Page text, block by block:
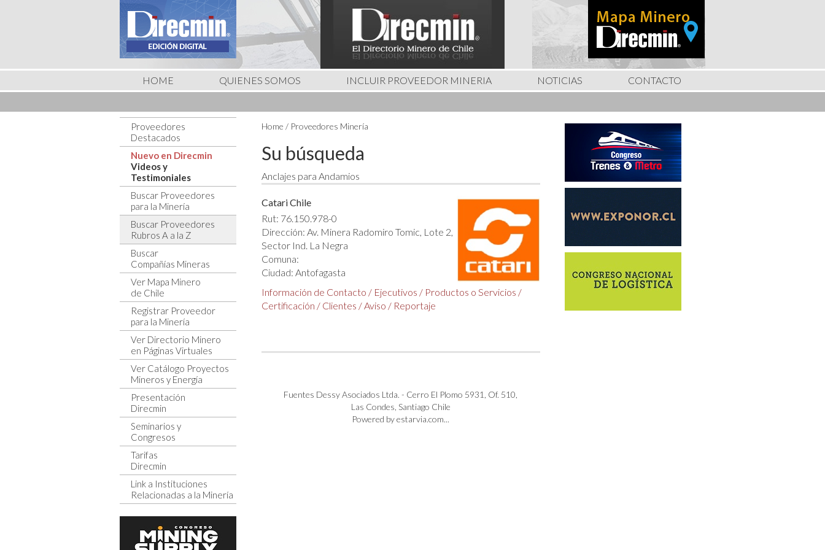
HOME QUIENES SOMOS INCLUIR PROVEEDOR MINERIA NOTICIAS CONTACTO
Proveedores
Destacados
Nuevo en Direcmin
Videos y
Testimoniales
Buscar Proveedores
para la Minería
Buscar Proveedores
Rubros A a la Z
Buscar
Compañías Mineras
Ver Mapa Minero
de Chile
Registrar Proveedor
para la Minería
Ver Directorio Minero
en Páginas Virtuales
Ver Catálogo Proyectos
Mineros y Energía
Presentación
Direcmin
Seminarios y
Congresos
Tarifas
Direcmin
Link a Instituciones
Relacionadas a la Minería
Home / Proveedores Minería
Su búsqueda
Anclajes para Andamios
Catari Chile
Rut: 76.150.978-0
Dirección: Av. Minera Radomiro Tomic, Lote 2,
Sector Ind. La Negra
Comuna:
Ciudad: Antofagasta
Información de Contacto / Ejecutivos / Productos o Servicios /
Certificación / Clientes /Aviso / Reportaje
Fuentes Dessy Asociados Ltda. - Cerro El Plomo 5931, Of. 510,
Las Condes, Santiago Chile
Powered by estarvia.com...